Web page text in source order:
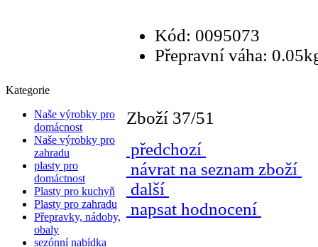
Kategorie
Naše výrobky pro
domácnost
Naše výrobky pro
zahradu
plasty pro
domáctnost
Plasty pro kuchyň
Plasty pro zahradu
Přepravky, nádoby,
obaly
sezónní nabídka
Kód: 0095073
Přepravní váha:
Zboží 37/51
předchozí
návrat na seznam zboží
další
napsat hodnocení